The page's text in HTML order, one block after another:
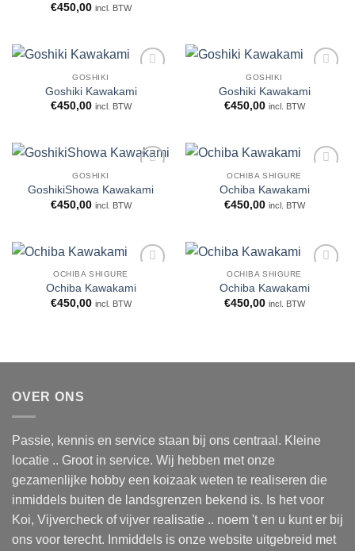
€450,00 incl. BTW
WENSLIJST
GOSHIKI
Goshiki Kawakami
€450,00 incl. BTW
WENSLIJST
GOSHIKI
Goshiki Kawakami
€450,00 incl. BTW
WENSLIJST
GOSHIKI
GoshikiShowa Kawakami
€450,00 incl. BTW
WENSLIJST
OCHIBA SHIGURE
Ochiba Kawakami
€450,00 incl. BTW
WENSLIJST
OCHIBA SHIGURE
Ochiba Kawakami
€450,00 incl. BTW
WENSLIJST
OCHIBA SHIGURE
Ochiba Kawakami
€450,00 incl. BTW
OVER ONS
Passie, kennis en service staan bij ons centraal. Kleine
locatie .. Groot in service. Wij hebben met onze
gezamenlijke hobby een koizaak weten te realiseren die
inmiddels buiten de landsgrenzen bekend is. Is het voor
Koi, Vijvercheck of vijver realisatie .. noem 't en u kunt er bij
ons voor terecht. Inmiddels is onze website uitgebreid met